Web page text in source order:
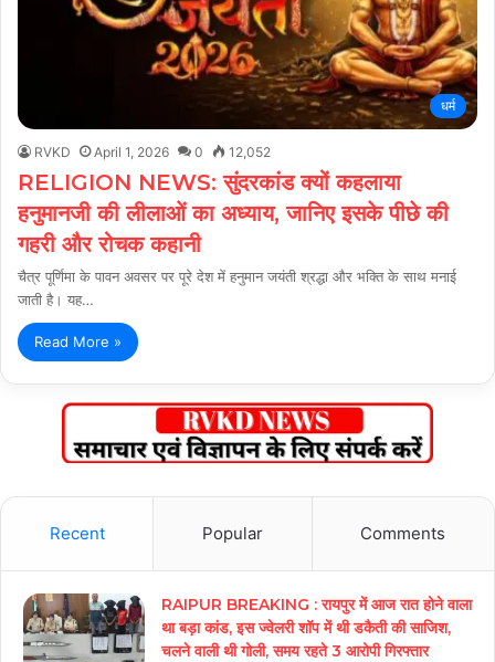
धर्म
RVKD April 1, 2026 0 12,052
RELIGION NEWS: सुंदरकांड क्यों कहलाया
हनुमानजी की लीलाओं का अध्याय, जानिए इसके पीछे की
गहरी और रोचक कहानी
चैत्र पूर्णिमा के पावन अवसर पर पूरे देश में हनुमान जयंती श्रद्धा और भक्ति के साथ मनाई
जाती है। यह…
Read More »
Recent Popular Comments
RAIPUR BREAKING : रायपुर में आज रात होने वाला
था बड़ा कांड, इस ज्वेलरी शॉप में थी डकैती की साजिश,
चलने वाली थी गोली, समय रहते 3 आरोपी गिरफ्तार